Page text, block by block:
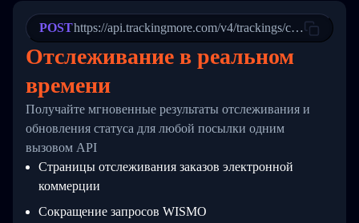
24
26
27
28
29
30
33
34
          },
          {
            "Date": "2017-03-06 15:28:00",
"StatusDescription": "Shipment
"Details": "BEIJING-
          }
        ]
  }
}
POSThttps://api.trackingmore.com/v4/trackings/create
Отслеживание в реальном
времени
Получайте мгновенные результаты отслеживания и
обновления статуса для любой посылки одним
вызовом API
Страницы отслеживания заказов электронной
коммерции
Сокращение запросов WISMO